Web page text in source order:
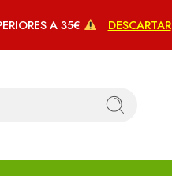
A 35€ DESCARTAR